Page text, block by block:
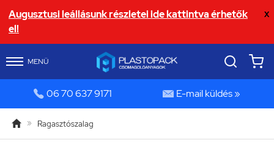
Augusztusi leállásunk részletei ide kattintva érhetők
el!
X
MENÜ
 06 70 637 9171  E-mail küldés »
 » Ragasztószalag